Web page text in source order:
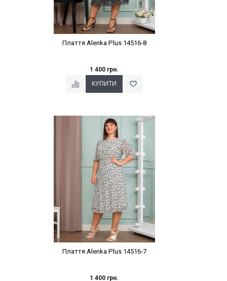
Плаття Alenka Plus 14516-8
1 400 грн.
Наклейки Варіант з %
Плаття Alenka Plus 14516-7
1 400 грн.